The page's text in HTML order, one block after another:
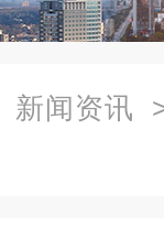
新闻资讯